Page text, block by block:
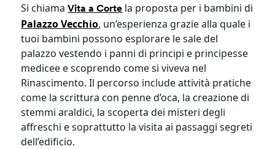
Si chiamaVita a Corte la proposta per i bambini di
Palazzo Vecchio, un’esperienza grazie alla quale i
tuoi bambini possono esplorare le sale del
palazzo vestendo i panni di principi e principesse
medicee e scoprendo come si viveva nel
Rinascimento. Il percorso include attività pratiche
come la scrittura con penne d’oca, la creazione di
stemmi araldici, la scoperta dei misteri degli
affreschi e soprattutto la visita ai passaggi segreti
dell’edificio.